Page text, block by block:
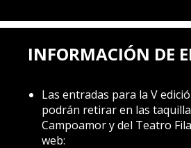
INFORMACIÓN DE
Las entradas para la V
podrán retirar en las
Campoamor y del Teatro
web: